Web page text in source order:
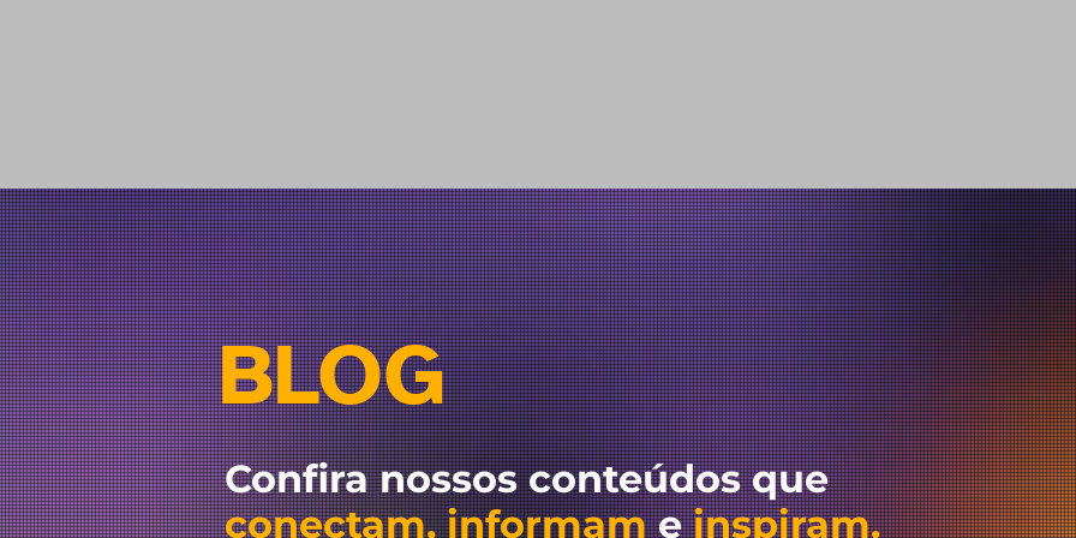
BLOG
Confira nossos conteúdos que
conectam, informameinspiram.